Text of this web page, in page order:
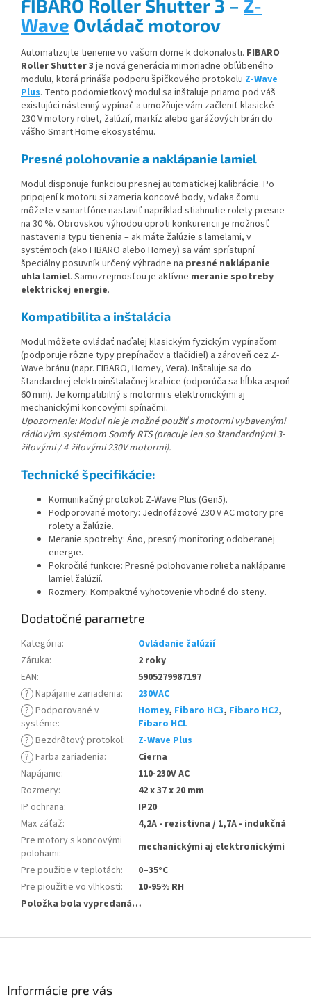
FIBARO Roller Shutter 3 – Z-
Wave Ovládač motorov
Automatizujte tienenie vo vašom dome k dokonalosti. FIBARO
Roller Shutter 3 je nová generácia mimoriadne obľúbeného
modulu, ktorá prináša podporu špičkového protokolu Z-Wave
Plus. Tento podomietkový modul sa inštaluje priamo pod váš
existujúci nástenný vypínač a umožňuje vám začleniť klasické
230 V motory roliet, žalúzií, markíz alebo garážových brán do
vášho Smart Home ekosystému.
Presné polohovanie a naklápanie lamiel
Modul disponuje funkciou presnej automatickej kalibrácie. Po
pripojení k motoru si zameria koncové body, vďaka čomu
môžete v smartfóne nastaviť napríklad stiahnutie rolety presne
na 30 %. Obrovskou výhodou oproti konkurencii je možnosť
nastavenia typu tienenia – ak máte žalúzie s lamelami, v
systémoch (ako FIBARO alebo Homey) sa vám sprístupní
špeciálny posuvník určený výhradne na presné naklápanie
uhla lamiel. Samozrejmosťou je aktívne meranie spotreby
elektrickej energie.
Kompatibilita a inštalácia
Modul môžete ovládať naďalej klasickým fyzickým vypínačom
(podporuje rôzne typy prepínačov a tlačidiel) a zároveň cez Z-
Wave bránu (napr. FIBARO, Homey, Vera). Inštaluje sa do
štandardnej elektroinštalačnej krabice (odporúča sa hĺbka aspoň
60 mm). Je kompatibilný s motormi s elektronickými aj
mechanickými koncovými spínačmi.
Upozornenie: Modul nie je možné použiť s motormi vybavenými
rádiovým systémom Somfy RTS (pracuje len so štandardnými 3-
žilovými / 4-žilovými 230V motormi).
Technické špecifikácie:
Komunikačný protokol: Z-Wave Plus (Gen5).
Podporované motory: Jednofázové 230 V AC motory pre
rolety a žalúzie.
Meranie spotreby: Áno, presný monitoring odoberanej
energie.
Pokročilé funkcie: Presné polohovanie roliet a naklápanie
lamiel žalúzií.
Rozmery: Kompaktné vyhotovenie vhodné do steny.
Dodatočné parametre
Kategória:
Ovládanie žalúzií
Záruka:
2 roky
EAN:
5905279987197
? Napájanie zariadenia:
230VAC
? Podporované v
systéme:
Homey, Fibaro HC3, Fibaro HC2,
Fibaro HCL
? Bezdrôtový protokol:
Z-Wave Plus
? Farba zariadenia:
Cierna
Napájanie:
110-230V AC
Rozmery:
42 x 37 x 20 mm
IP ochrana:
IP20
Max záťaž:
4,2A - rezistivna / 1,7A - indukčná
Pre motory s koncovými
polohami:
mechanickými aj elektronickými
Pre použitie v teplotách:
0–35°C
Pre pioužitie vo vlhkosti:
10-95% RH
Položka bola vypredaná…
Informácie pre vás